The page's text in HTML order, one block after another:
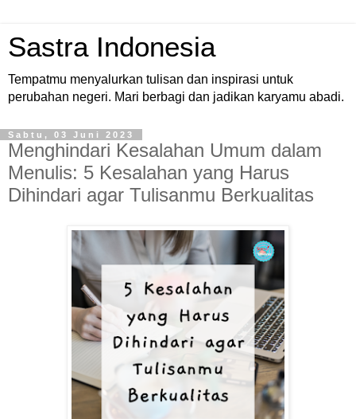
Sastra Indonesia
Tempatmu menyalurkan tulisan dan inspirasi untuk
perubahan negeri. Mari berbagi dan jadikan karyamu abadi.
Sabtu, 03 Juni 2023
Menghindari Kesalahan Umum dalam
Menulis: 5 Kesalahan yang Harus
Dihindari agar Tulisanmu Berkualitas